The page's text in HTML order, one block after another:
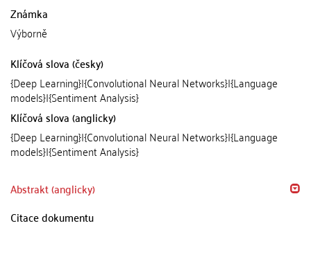
Známka
Výborně
Klíčová slova (česky)
{Deep Learning}|{Convolutional Neural Networks}|{Language
models}|{Sentiment Analysis}
Klíčová slova (anglicky)
{Deep Learning}|{Convolutional Neural Networks}|{Language
models}|{Sentiment Analysis}
Abstrakt (anglicky)
Citace dokumentu